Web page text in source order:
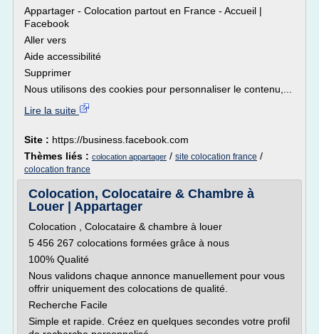
Appartager - Colocation partout en France - Accueil |
Facebook
Aller vers
Aide accessibilité
Supprimer
Nous utilisons des cookies pour personnaliser le contenu,...
Lire la suite
Site : https://business.facebook.com
Thèmes liés : colocation appartager / site colocation france /
colocation france
Colocation, Colocataire & Chambre à
Louer | Appartager
Colocation , Colocataire & chambre à louer
5 456 267 colocations formées grâce à nous
100% Qualité
Nous validons chaque annonce manuellement pour vous
offrir uniquement des colocations de qualité.
Recherche Facile
Simple et rapide. Créez en quelques secondes votre profil